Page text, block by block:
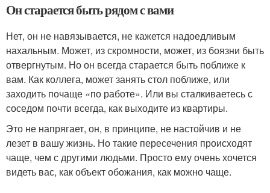
Он старается быть рядом с вами
Нет, он не навязывается, не кажется надоедливым
нахальным. Может, из скромности, может, из боязни быть
отвергнутым. Но он всегда старается быть поближе к
вам. Как коллега, может занять стол поближе, или
заходить почаще «по работе». Или вы сталкиваетесь с
соседом почти всегда, как выходите из квартиры.
Это не напрягает, он, в принципе, не настойчив и не
лезет в вашу жизнь. Но такие пересечения происходят
чаще, чем с другими людьми. Просто ему очень хочется
видеть вас, как объект обожания, как можно чаще.